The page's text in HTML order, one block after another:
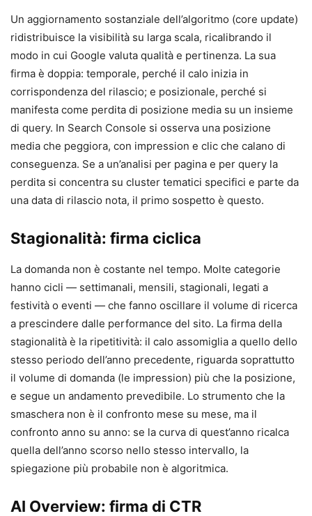
Un aggiornamento sostanziale dell’algoritmo (core update)
ridistribuisce la visibilità su larga scala, ricalibrando il
modo in cui Google valuta qualità e pertinenza. La sua
firma è doppia: temporale, perché il calo inizia in
corrispondenza del rilascio; e posizionale, perché si
manifesta come perdita di posizione media su un insieme
di query. In Search Console si osserva una posizione
media che peggiora, con impression e clic che calano di
conseguenza. Se a un’analisi per pagina e per query la
perdita si concentra su cluster tematici specifici e parte da
una data di rilascio nota, il primo sospetto è questo.
Stagionalità: firma ciclica
La domanda non è costante nel tempo. Molte categorie
hanno cicli — settimanali, mensili, stagionali, legati a
festività o eventi — che fanno oscillare il volume di ricerca
a prescindere dalle performance del sito. La firma della
stagionalità è la ripetitività: il calo assomiglia a quello dello
stesso periodo dell’anno precedente, riguarda soprattutto
il volume di domanda (le impression) più che la posizione,
e segue un andamento prevedibile. Lo strumento che la
smaschera non è il confronto mese su mese, ma il
confronto anno su anno: se la curva di quest’anno ricalca
quella dell’anno scorso nello stesso intervallo, la
spiegazione più probabile non è algoritmica.
AI Overview: firma di CTR